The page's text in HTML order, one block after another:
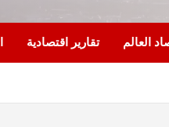
العالم تقارير اقتصادية